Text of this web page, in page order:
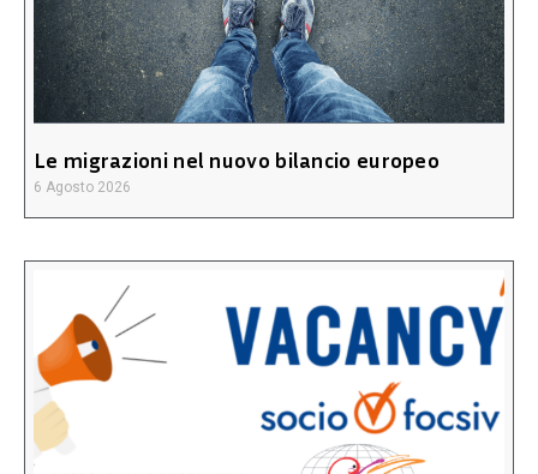
Le migrazioni nel nuovo bilancio europeo
6 Agosto 2026